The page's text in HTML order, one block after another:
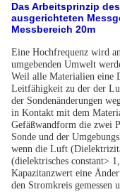
Das Arbeitsprinzip des
ausgerichteten
Messbereich 20m
Eine Hochfrequenz wird
umgebenden Umwelt
Weil alle Materialien eine
Leitfähigkeit zu der der
der Sondenänderungen
in Kontakt mit dem
Gefäßwandform die zwei
Sonde und der
wenn die Luft
(dielektrisches constant>
Kapazitanzwert eine
den Stromkreis